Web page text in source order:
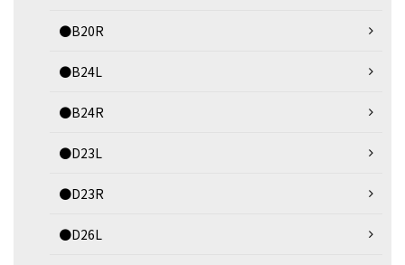
●B20R
●B24L
●B24R
●D23L
●D23R
●D26L